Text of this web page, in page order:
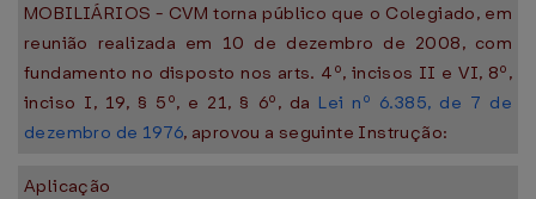
MOBILIÁRIOS - CVM torna público que o Colegiado, em
reunião realizada em 10 de dezembro de 2008, com
fundamento no disposto nos arts. 4º, incisos II e VI, 8º,
inciso I, 19, § 5º, e 21, § 6º, da Lei nº 6.385, de 7 de
dezembro de 1976, aprovou a seguinte Instrução:
Aplicação